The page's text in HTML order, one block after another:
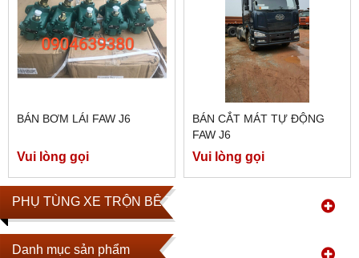
PHỤ TÙNG XE TRỘN BÊ TÔNG
Danh mục sản phẩm
BÁN BƠM LÁI FAW J6
Vui lòng gọi
BÁN CẮT MÁT TỰ ĐỘNG
FAW J6
Vui lòng gọi